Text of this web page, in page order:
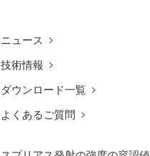
ニュース
技術情報
ダウンロード一覧
よくあるご質問